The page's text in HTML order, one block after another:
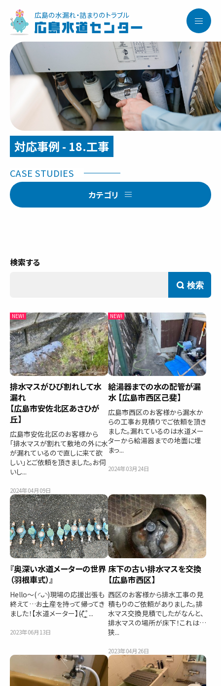
広島の水漏れ・詰まりのトラブル
広島水道センター
ご利用の流れ
対応エリア
会社紹介
対応事例 - 18.工事
カテゴリ
検索
排水マスがひび割れして水
漏れ
【広島市安佐北区あさひが
丘】
広島市安佐北区のお客様から
「排水マスが割れて敷地の外に水
が漏れているので直しに来て欲
しい」とご依頼を頂きました。お伺
いし...
2024年04月09日
給湯器までの水の配管が漏
水 【広島市西区己斐】
広島市西区のお客様から漏水か
らの工事お見積りでご依頼を頂き
ました。漏れているのは水道メー
ターから給湯器までの地面に埋
まっ...
2024年03月24日
『奥深い水道メーターの世界
（羽根車式）』
Hello〜( ◜ᴗ◝)現場の応援出張も
終えて…お土産を持って帰ってき
ました！【水道メーター】((̵̵́ ̆͒͟˚̩̭ ...
2023年06月13日
床下の古い排水マスを交換
【広島市西区】
西区のお客様から排水工事の見
積もりのご依頼がありました。排
水マス交換見積でしたがなんと、
排水マスの場所が床下！これは…
狭...
2023年04月26日